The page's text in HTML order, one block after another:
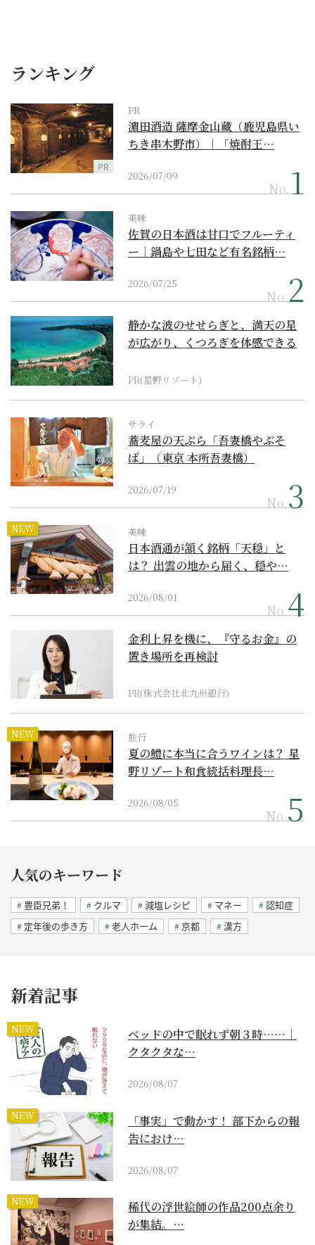
ランキング
PR
PR
濵田酒造 薩摩金山蔵（鹿児島県い
ちき串木野市）｜「焼酎王…
2026/07/09
No.
美味
佐賀の日本酒は甘口でフルーティ
ー｜鍋島や七田など有名銘柄…
2026/07/25
No.
静かな波のせせらぎと、満天の星
が広がり、くつろぎを体感できる
PR(星野リゾート)
サライ
蕎麦屋の天ぷら「吾妻橋やぶそ
ば」（東京 本所吾妻橋）
2026/07/19
No.
NEW 美味
日本酒通が頷く銘柄「天穏」と
は？ 出雲の地から届く、穏や…
2026/08/01
No.
金利上昇を機に、『守るお金』の
置き場所を再検討
PR(株式会社北九州銀行)
NEW 旅行
夏の鱧に本当に合うワインは？ 星
野リゾート和食統括料理長…
2026/08/05
No.
人気のキーワード
豊臣兄弟！ クルマ 減塩レシピ マネー
認知症
定年後の歩き方
老人ホーム 京都 漢方
新着記事
NEW
ベッドの中で眠れず朝３時……｜
クタクタな…
2026/08/07
NEW
「事実」で動かす！ 部下からの報
告におけ…
2026/08/07
NEW
稀代の浮世絵師の作品200点余り
が集結。…